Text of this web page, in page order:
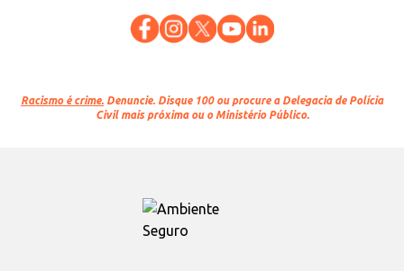
Racismo é crime. Denuncie. Disque 100 ou procure a Delegacia de Polícia
Civil mais próxima ou o Ministério Público.